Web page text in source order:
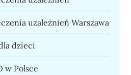
uzależnień Warszawa
dzieci
w Polsce